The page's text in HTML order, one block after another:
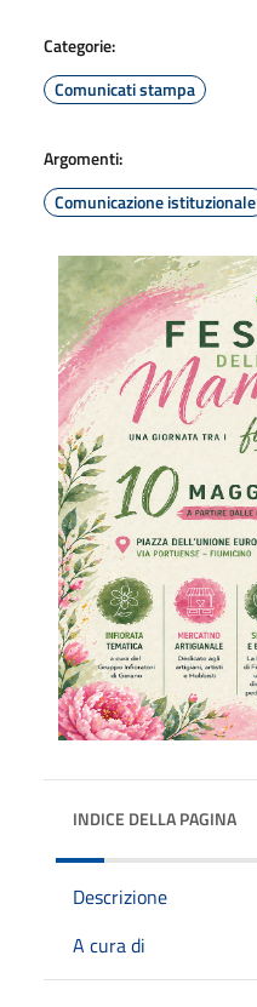
Categorie:
Comunicati stampa
Argomenti:
Comunicazione istituzionale
INDICE DELLA PAGINA
Descrizione
A cura di